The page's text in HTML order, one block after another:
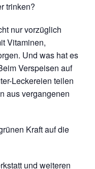
trinken?
nur vorzüglich
Vitaminen,
Und was hat es
Verspeisen auf
Leckereien teilen
aus vergangenen
Kraft auf die
und weiteren